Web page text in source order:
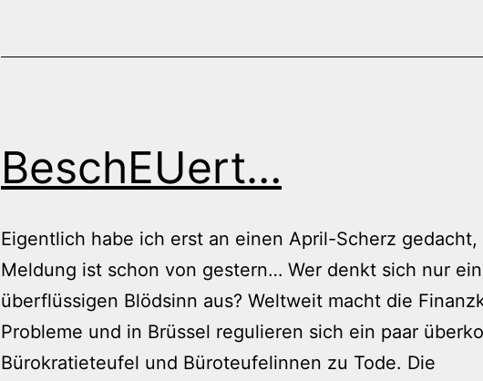
BeschEUert…
Eigentlich habe ich erst an einen April-Scherz gedacht,
Meldung ist schon von gestern… Wer denkt sich nur
überflüssigen Blödsinn aus? Weltweit macht die
Probleme und in Brüssel regulieren sich ein paar
Bürokratieteufel und Büroteufelinnen zu Tode. Die